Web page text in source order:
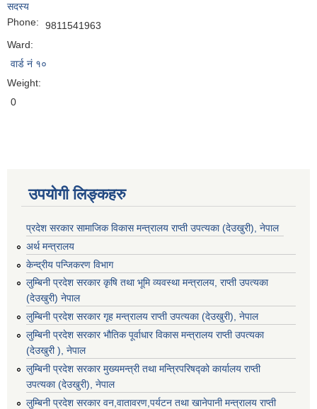
सदस्य
Phone:
9811541963
Ward:
वार्ड नं १०
Weight:
0
उपयोगी लिङ्कहरु
प्रदेश सरकार सामाजिक विकास मन्‍‍त्रालय राप्ती उपत्यका (देउखुरी), नेपाल
अर्थ मन्त्रालय
केन्द्रीय पन्जिकरण विभाग
लुम्बिनी प्रदेश सरकार कृषि तथा भूमि व्यवस्था मन्त्रालय, राप्ती उपत्यका
(देउखुरी) नेपाल
लुम्बिनी प्रदेश सरकार गृह मन्त्रालय राप्ती उपत्यका (देउखुरी), नेपाल
लुम्बिनी प्रदेश सरकार भौतिक पूर्वाधार विकास मन्त्रालय राप्ती उपत्यका
(देउखुरी ), नेपाल
लुम्बिनी प्रदेश सरकार मुख्यमन्त्री तथा मन्त्रिपरिषद्को कार्यालय राप्ती
उपत्यका (देउखुरी), नेपाल
लुम्बिनी प्रदेश सरकार वन,वातावरण,पर्यटन तथा खानेपानी मन्त्रालय राप्ती